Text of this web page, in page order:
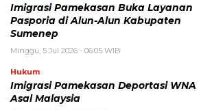
Imigrasi Pamekasan Buka Layanan
Pasporia di Alun-Alun Kabupaten
Sumenep
Minggu, 5 Jul 2026 - 06:05 WIB
Hukum
Imigrasi Pamekasan Deportasi WNA
Asal Malaysia